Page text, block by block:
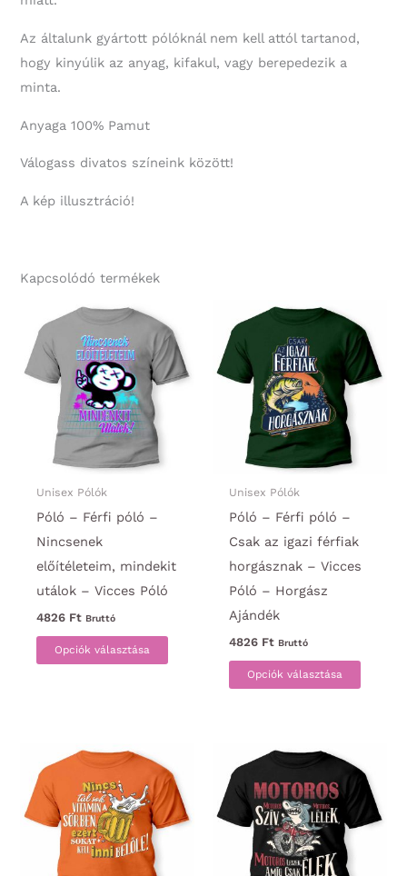
Az általunk gyártott pólóknál nem kell attól tartanod,
hogy kinyúlik az anyag, kifakul, vagy berepedezik a
minta.
Anyaga 100% Pamut
Válogass divatos színeink között!
A kép illusztráció!
Kapcsolódó termékek
Unisex Pólók
Póló – Férfi póló –
Nincsenek
előítéleteim, mindekit
utálok – Vicces Póló
4826 Ft Bruttó
Opciók választása
Ennek
a
terméknek
van.
A
változatok
termékoldalon
Unisex Pólók
Póló – Férfi póló –
Csak az igazi férfiak
horgásznak – Vicces
Póló – Horgász
Ajándék
4826 Ft Bruttó
Opciók választása
Ennek
a
van.
A